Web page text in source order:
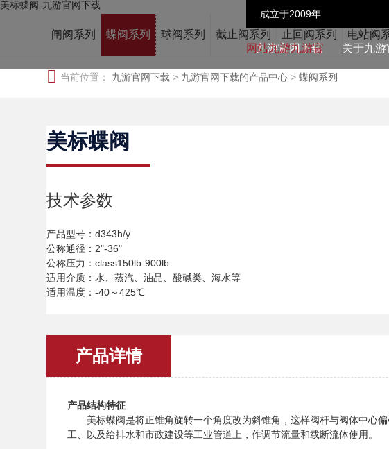
美标蝶阀-九游官网下载
成立于2009年
九游官网下载 关于九游
闸阀系列 蝶阀系列 球阀系列 截止阀系列 止回阀系列 电站阀
当前位置： 九游官网下载 > 九游官网下载的产品中心 >蝶阀系列
美标蝶阀
技术参数
产品型号：d343h/y
公称通径：2"-36"
公称压力：class150lb-900lb
适用介质：水、蒸汽、油品、酸碱类、海水等
适用温度：-40～425℃
产品详情
产品结构特征
美标蝶阀是将正锥角旋转一个角度改为斜锥角，这样阀杆与阀体中心
工、以及给排水和市政建设等工业管道上，作调节流量和载断流体使用。